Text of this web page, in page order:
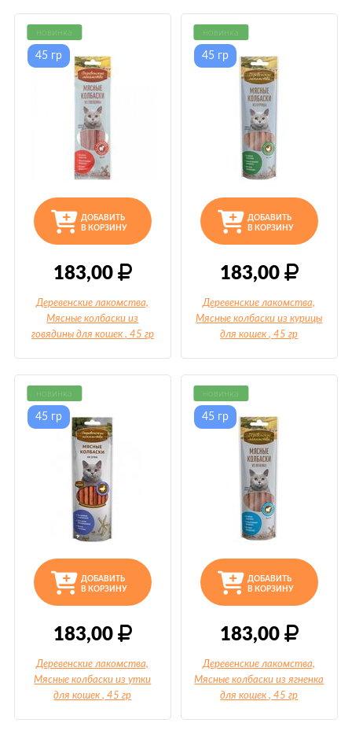
новинка
ДОБАВИТЬ
В КОРЗИНУ
183,00
45 гр
Деревенские лакомства,
Мясные колбаски из
говядины для кошек , 45 гр
новинка
ДОБАВИТЬ
В КОРЗИНУ
183,00
45 гр
Деревенские лакомства,
Мясные колбаски из курицы
для кошек , 45 гр
новинка
ДОБАВИТЬ
В КОРЗИНУ
183,00
45 гр
Деревенские лакомства,
Мясные колбаски из утки
для кошек , 45 гр
новинка
ДОБАВИТЬ
В КОРЗИНУ
183,00
45 гр
Деревенские лакомства,
Мясные колбаски из ягненка
для кошек , 45 гр